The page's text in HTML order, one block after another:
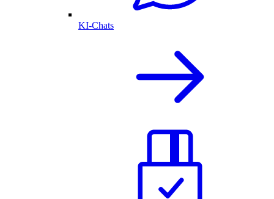
KI-Chats